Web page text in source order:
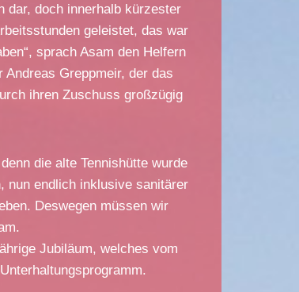
dar, doch innerhalb kürzester
geleistet, das war
sprach Asam den Helfern
Greppmeir, der das
ihren Zuschuss großzügig
die alte Tennishütte wurde
nun endlich inklusive sanitärer
Deswegen müssen wir
Jubiläum, welches vom